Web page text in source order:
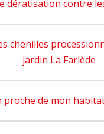
dératisation contre
chenilles
jardin La Farlède
proche de mon